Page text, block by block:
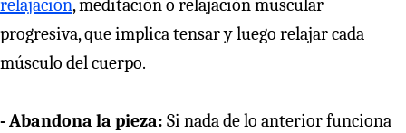
relajación, meditación o relajación muscular
progresiva, que implica tensar y luego relajar cada
músculo del cuerpo.
- Abandona la pieza: Si nada de lo anterior funciona